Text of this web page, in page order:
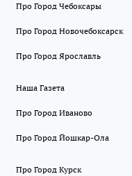
Про Город Чебоксары
Про Город Новочебоксарск
Про Город Ярославль
Наша Газета
Про Город Иваново
Про Город Йошкар-Ола
Про Город Курск